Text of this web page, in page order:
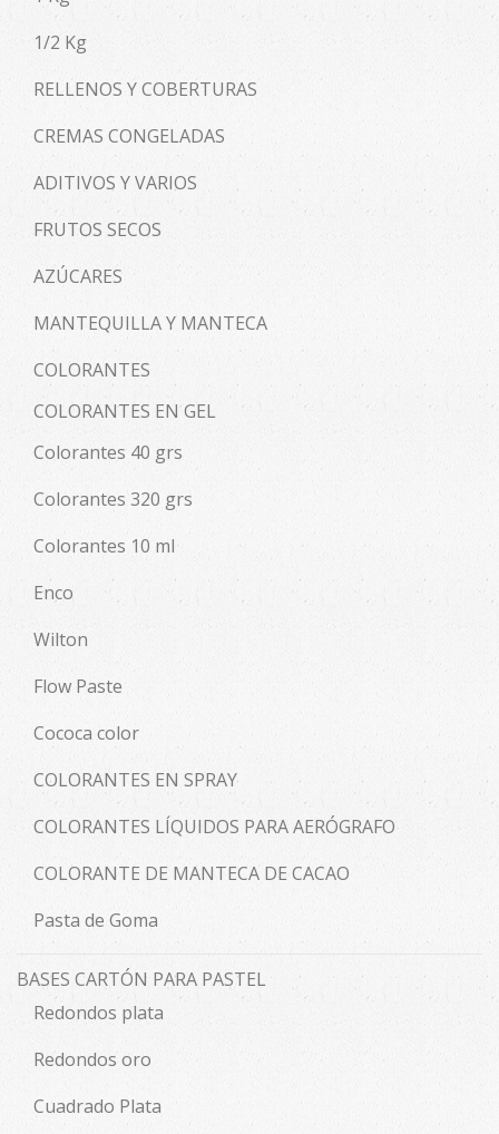
1/2 Kg
RELLENOS Y COBERTURAS
CREMAS CONGELADAS
ADITIVOS Y VARIOS
FRUTOS SECOS
AZÚCARES
MANTEQUILLA Y MANTECA
COLORANTES
COLORANTES EN GEL
Colorantes 40 grs
Colorantes 320 grs
Colorantes 10 ml
Enco
Wilton
Flow Paste
Cococa color
COLORANTES EN SPRAY
COLORANTES LÍQUIDOS PARA AERÓGRAFO
COLORANTE DE MANTECA DE CACAO
Pasta de Goma
BASES CARTÓN PARA PASTEL
Redondos plata
Redondos oro
Cuadrado Plata